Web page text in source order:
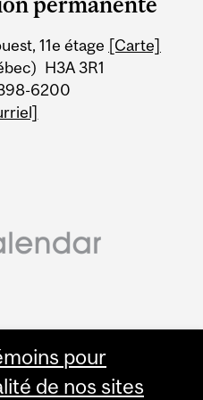
11e étage [Carte]
H3A 3R1
6200
pour
de nos sites